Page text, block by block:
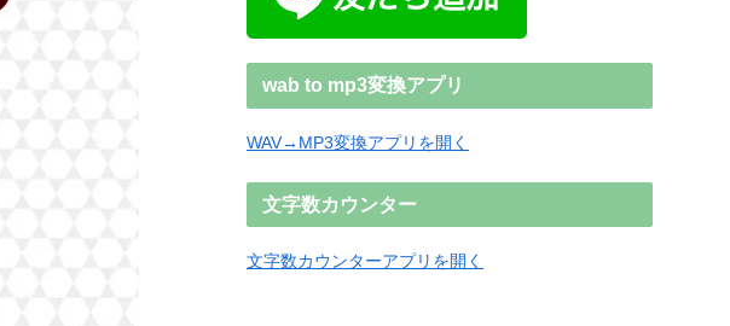
wab to mp3変換アプリ
WAV→MP3変換アプリを開く
文字数カウンター
文字数カウンターアプリを開く